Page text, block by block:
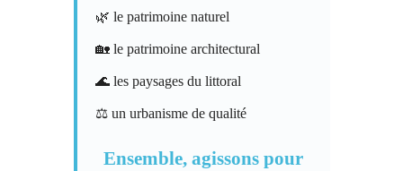
🌿 le patrimoine naturel
🏡 le patrimoine architectural
🌊 les paysages du littoral
⚖️ un urbanisme de qualité
Ensemble, agissons pour